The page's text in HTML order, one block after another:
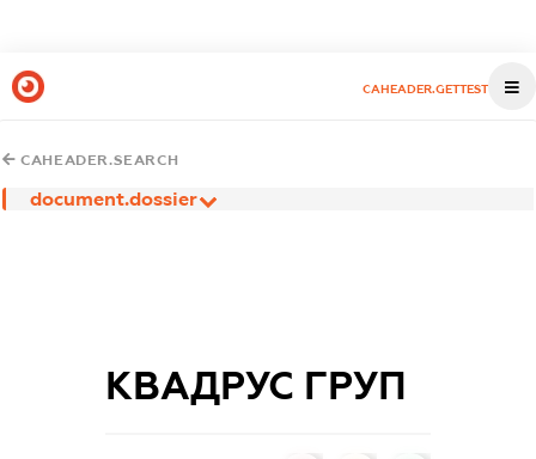
CAHEADER.GETTEST
CAHEADER.SEARCH
document.dossier
КВАДРУС ГРУП